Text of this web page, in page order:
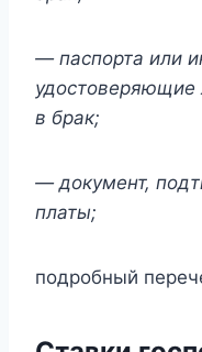
— паспорта или
удостоверяющие
в брак;
— документ,
платы;
подробный